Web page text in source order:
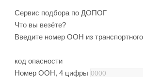
Сервис подбора по ДОПОГ
Что вы везёте?
Введите номер ООН из
код опасности
Номер ООН, 4 цифры